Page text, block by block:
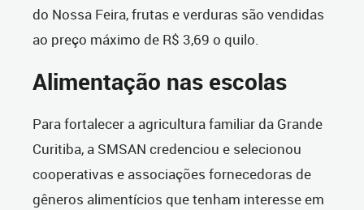
do Nossa Feira, frutas e verduras são vendidas
ao preço máximo de R$ 3,69 o quilo.
Alimentação nas escolas
Para fortalecer a agricultura familiar da Grande
Curitiba, a SMSAN credenciou e selecionou
cooperativas e associações fornecedoras de
gêneros alimentícios que tenham interesse em